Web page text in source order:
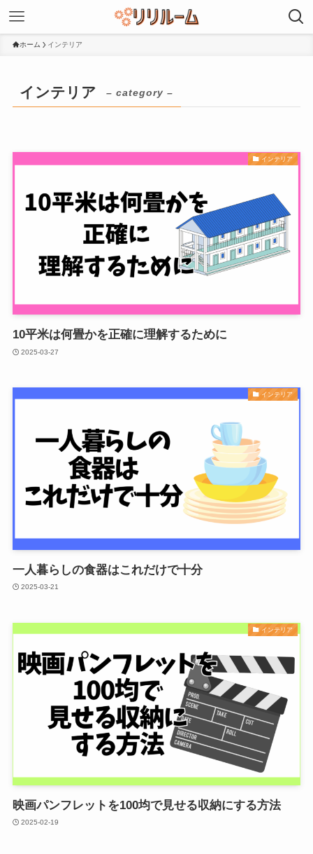
ホーム インテリア
インテリア – category –
インテリア
10平米は何畳かを正確に理解するために
2025-03-27
インテリア
一人暮らしの食器はこれだけで十分
2025-03-21
インテリア
映画パンフレットを100均で見せる収納にする方法
2025-02-19